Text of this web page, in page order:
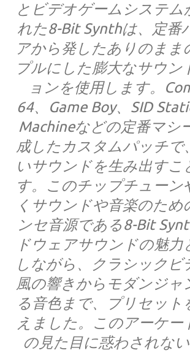
とビデオゲームシステム
れた8-Bit Synthは、定番
アから発したありのまま
プルにした膨大なサウン
ョンを使用します。
64、Game Boy、SID
Machineなどの定番マシ
成したカスタムパッチで
いサウンドを生み出すこ
す。このチップチューン
くサウンドや音楽のため
ンセ音源である8-Bit
ドウェアサウンドの魅力
しながら、クラシックビ
風の響きからモダンジャ
る音色まで、プリセット
えました。このアーケー
の見た目に惑わされな